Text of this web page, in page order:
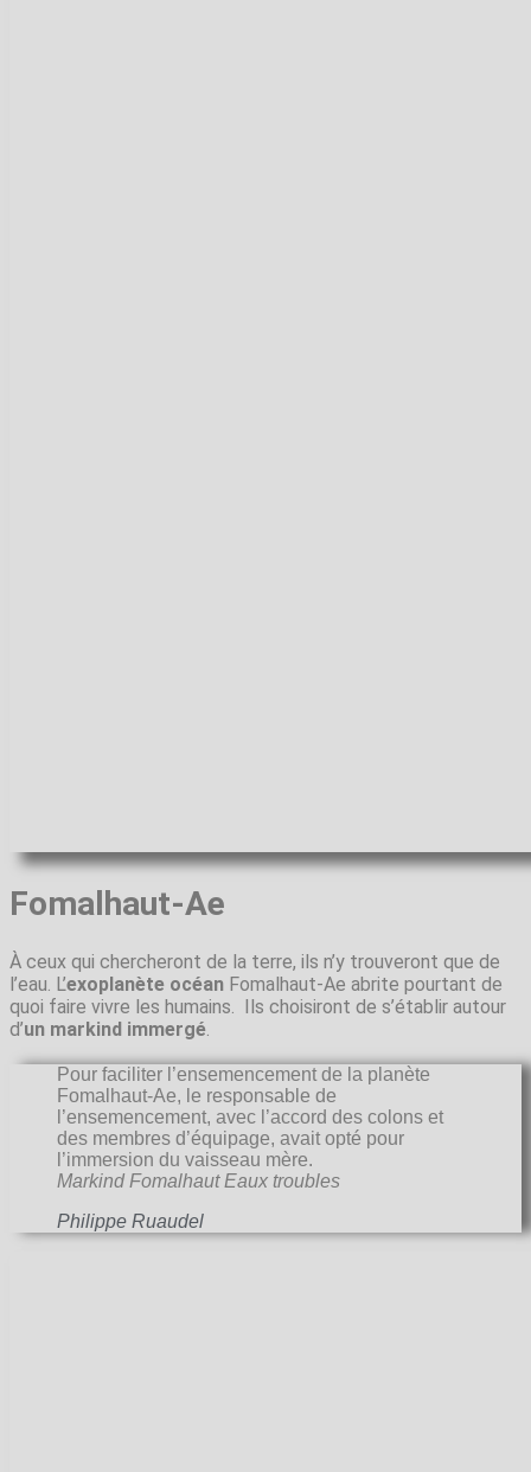
Fomalhaut-Ae
À ceux qui chercheront de la terre, ils n’y trouveront que de
l’eau. L’exoplanète océan Fomalhaut-Ae abrite pourtant de
quoi faire vivre les humains. Ils choisiront de s’établir autour
d’un markind immergé.
Pour faciliter l’ensemencement de la planète
Fomalhaut-Ae, le responsable de
l’ensemencement, avec l’accord des colons et
des membres d’équipage, avait opté pour
l’immersion du vaisseau mère.
Markind Fomalhaut Eaux troubles
Philippe Ruaudel